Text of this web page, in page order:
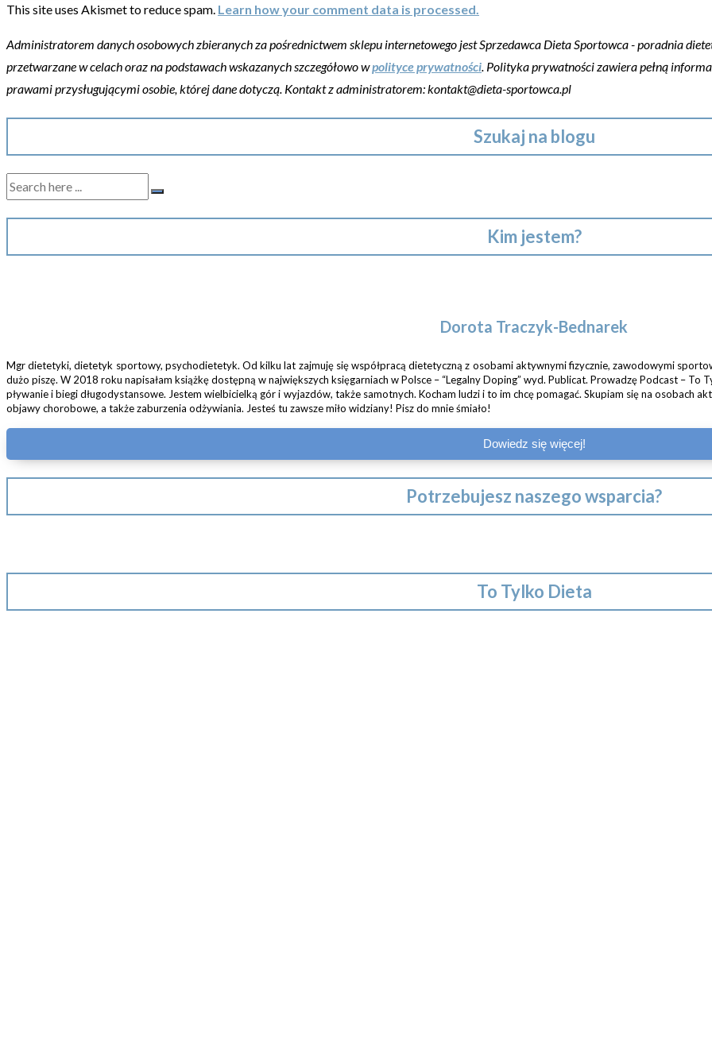
This site uses Akismet to reduce spam. Learn how your comment data is processed.
Administratorem danych osobowych zbieranych za pośrednictwem sklepu internetowego jest Sprzedawca Dieta Sportowca - poradnia
przetwarzane w celach oraz na podstawach wskazanych szczegółowo wpolityce prywatności. Polityka prywatności zawiera pełną
prawami przysługującymi osobie, której dane dotyczą. Kontakt z administratorem: kontakt@dieta-sportowca.pl
Szukaj na blogu
Kim jestem?
Dorota Traczyk-Bednarek
Mgr dietetyki, dietetyk sportowy, psychodietetyk. Od kilku lat zajmuję się współpracą dietetyczną z osobami aktywnymi fizycznie, zawodowymi
dużo piszę. W 2018 roku napisałam książkę dostępną w największych księgarniach w Polsce – “Legalny Doping” wyd. Publicat. Prowadzę Podcast –
pływanie i biegi długodystansowe. Jestem wielbicielką gór i wyjazdów, także samotnych. Kocham ludzi i to im chcę pomagać. Skupiam się na osobach
objawy chorobowe, a także zaburzenia odżywiania. Jesteś tu zawsze miło widziany! Pisz do mnie śmiało!
Dowiedz się więcej!
Potrzebujesz naszego wsparcia?
To Tylko Dieta